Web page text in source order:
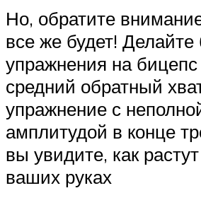
Но, обратите
все же будет!
упражнения на бицепс
средний обратный
упражнение с
амплитудой в конце
вы увидите, как
ваших руках